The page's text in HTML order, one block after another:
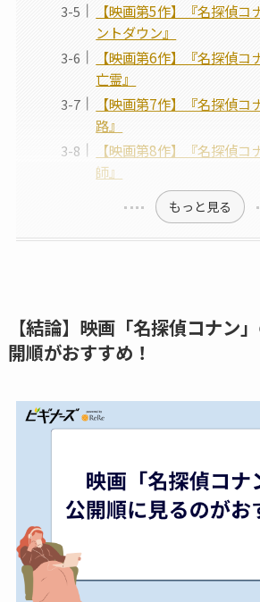
【映画第5作】『名探偵コ
ントダウン』
【映画第6作】『名探偵コ
亡霊』
【映画第7作】『名探偵コ
路』
【映画第8作】『名探偵コ
師』
もっと見る
【結論】映画「名探偵コナン
開順がおすすめ！